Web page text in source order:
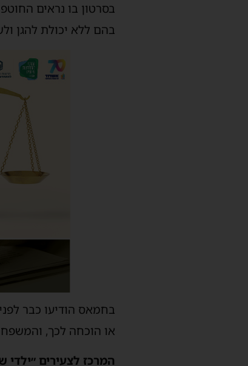
בסרטון בו נראים
בהם ללא יכולת להגן
בחמאס הודיעו כבר
או הוכחה לכך,
המרכז לצעירים